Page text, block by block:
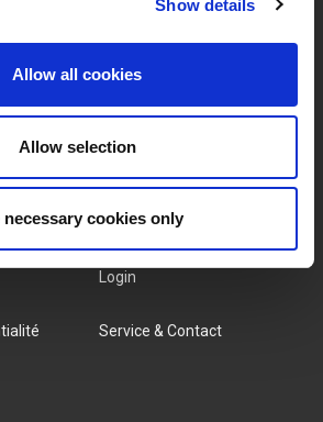
Show details
Allow all cookies
Allow selection
necessary cookies only
À Propos De Nous
Offres D'emploi
MY LIVWISE-PRO LOGIN
Login
Service & Contact